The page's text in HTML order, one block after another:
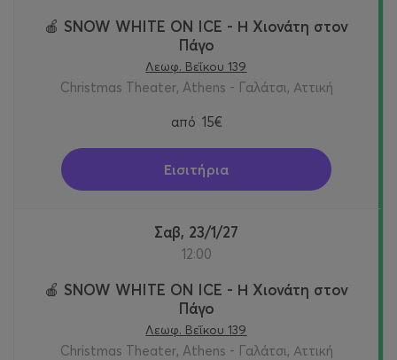
🍎 SNOW WHITE ON ICE - Η Χιονάτη στον
Πάγο
Λεωφ. Βεΐκου 139
Christmas Theater, Athens - Γαλάτσι, Αττική
από 15€
Εισιτήρια
Σαβ, 23/1/27
12:00
🍎 SNOW WHITE ON ICE - Η Χιονάτη στον
Πάγο
Λεωφ. Βεΐκου 139
Christmas Theater, Athens - Γαλάτσι, Αττική